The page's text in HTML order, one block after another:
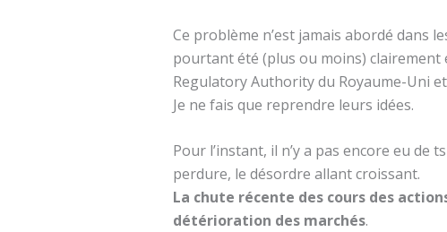
Ce problème n’est jamais abordé dans
pourtant été (plus ou moins) clairement
Regulatory Authority du Royaume-Uni
Je ne fais que reprendre leurs idées.
Pour l’instant, il n’y a pas encore eu
perdure, le désordre allant croissant.
La chute récente des cours des
détérioration des marchés.